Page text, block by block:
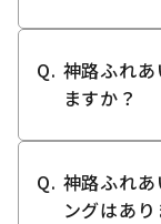
神路ふれ
ますか？
神路ふれ
ングはあり